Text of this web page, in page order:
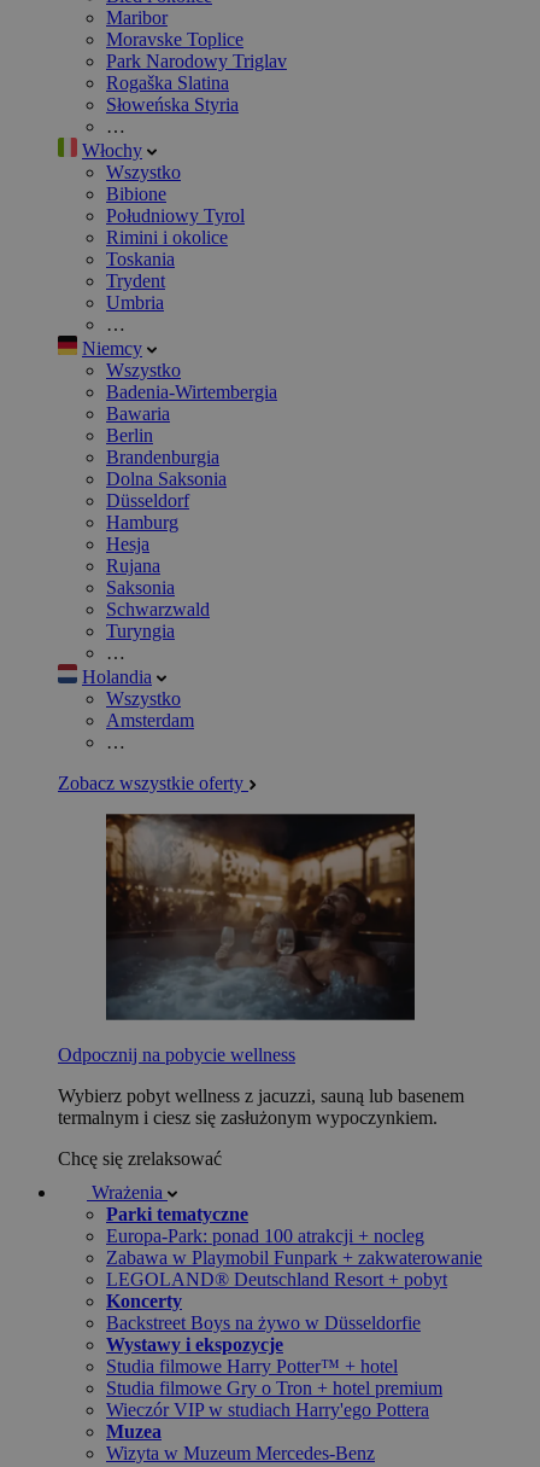
Maribor
Moravske Toplice
Park Narodowy Triglav
Rogaška Slatina
Słoweńska Styria
…
Włochy
Wszystko
Bibione
Południowy Tyrol
Rimini i okolice
Toskania
Trydent
Umbria
…
Niemcy
Wszystko
Badenia-Wirtembergia
Bawaria
Berlin
Brandenburgia
Dolna Saksonia
Düsseldorf
Hamburg
Hesja
Rujana
Saksonia
Schwarzwald
Turyngia
…
Holandia
Wszystko
Amsterdam
…
Zobacz wszystkie oferty
Odpocznij na pobycie wellness
Wybierz pobyt wellness z jacuzzi, sauną lub basenem
termalnym i ciesz się zasłużonym wypoczynkiem.
Chcę się zrelaksować
Wrażenia
Parki tematyczne
Europa-Park: ponad 100 atrakcji + nocleg
Zabawa w Playmobil Funpark + zakwaterowanie
LEGOLAND® Deutschland Resort + pobyt
Koncerty
Backstreet Boys na żywo w Düsseldorfie
Wystawy i ekspozycje
Studia filmowe Harry Potter™ + hotel
Studia filmowe Gry o Tron + hotel premium
Wieczór VIP w studiach Harry'ego Pottera
Muzea
Wizyta w Muzeum Mercedes-Benz